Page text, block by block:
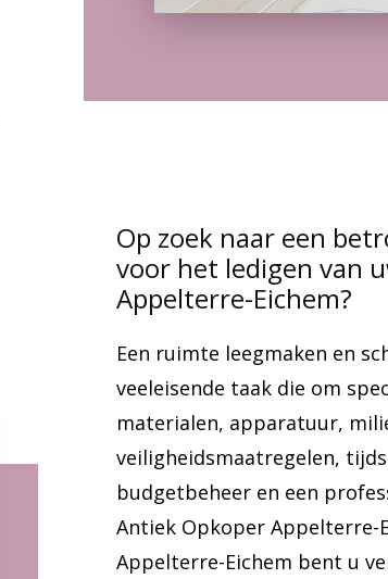
Op zoek naar een
voor het ledigen van
Appelterre-Eichem?
Een ruimte leegmaken en
veeleisende taak die om
materialen, apparatuur,
veiligheidsmaatregelen,
budgetbeheer en een
Antiek Opkoper Appelterre-
Appelterre-Eichem bent u